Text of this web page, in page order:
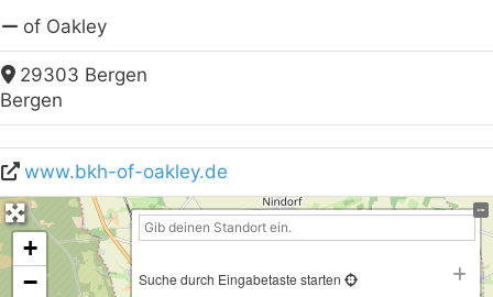
of Oakley
29303 Bergen
Bergen
www.bkh-of-oakley.de
+
−
Suche durch Eingabetaste starten